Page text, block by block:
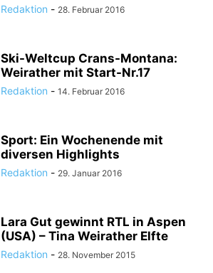
Redaktion - 28. Februar 2016
Ski-Weltcup Crans-Montana:
Weirather mit Start-Nr.17
Redaktion - 14. Februar 2016
Sport: Ein Wochenende mit
diversen Highlights
Redaktion - 29. Januar 2016
Lara Gut gewinnt RTL in Aspen
(USA) – Tina Weirather Elfte
Redaktion - 28. November 2015